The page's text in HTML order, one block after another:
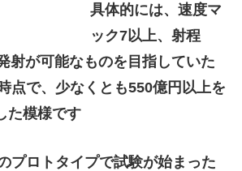
具体的には、速度マ
ック7以上、射程
射が可能なものを目指していた
点で、少なくとも550億円以上を
た模様です
プロトタイプで試験が始まった